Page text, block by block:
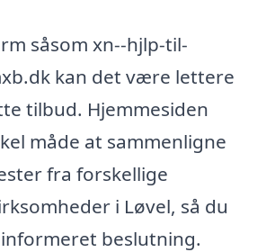
såsom xn--hjlp-til-
kan det være lettere
tilbud. Hjemmesiden
måde at sammenligne
fra forskellige
i Løvel, så du
beslutning.